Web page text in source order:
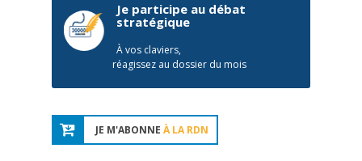
Je participe au débat
stratégique
À vos claviers,
réagissez au dossier du mois
JE M'ABONNE À LA RDN